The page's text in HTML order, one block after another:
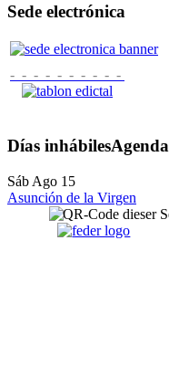
Sede electrónica
- - - - - - - - - -
Días inhábilesAgenda
Sáb Ago 15
Asunción de la Virgen